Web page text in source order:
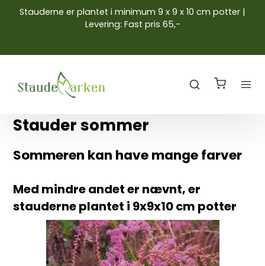
Stauderne er plantet i minimum 9 x 9 x 10 cm potter |
Levering: Fast pris 65,-
Stauder sommer
Sommeren kan have mange farver
Med mindre andet er nævnt, er
stauderne plantet i 9x9x10 cm potter